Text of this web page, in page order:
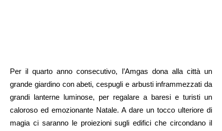
Per il quarto anno consecutivo, l’Amgas dona alla città un
grande giardino con abeti, cespugli e arbusti inframmezzati da
grandi lanterne luminose, per regalare a baresi e turisti un
caloroso ed emozionante Natale. A dare un tocco ulteriore di
magia ci saranno le proiezioni sugli edifici che circondano il